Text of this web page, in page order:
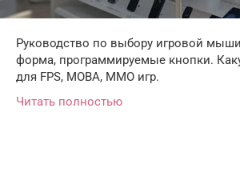
Руководство по выбору игровой
форма, программируемые кнопки.
для FPS, MOBA, MMO игр.
Читать полностью